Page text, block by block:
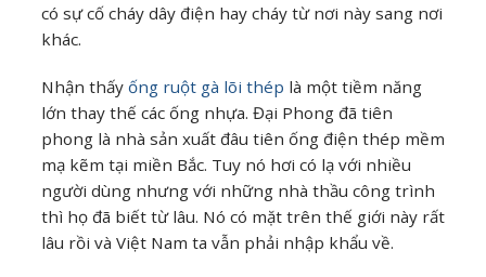
có sự cố cháy dây điện hay cháy từ nơi này sang nơi
khác.
Nhận thấy ống ruột gà lõi thép là một tiềm năng
lớn thay thế các ống nhựa. Đại Phong đã tiên
phong là nhà sản xuất đâu tiên ống điện thép mềm
mạ kẽm tại miền Bắc. Tuy nó hơi có lạ với nhiều
người dùng nhưng với những nhà thầu công trình
thì họ đã biết từ lâu. Nó có mặt trên thế giới này rất
lâu rồi và Việt Nam ta vẫn phải nhập khẩu về.